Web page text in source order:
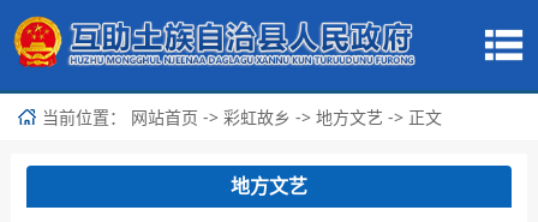
当前位置： 网站首页 -> 彩虹故乡 -> 地方文艺 -> 正文
地方文艺